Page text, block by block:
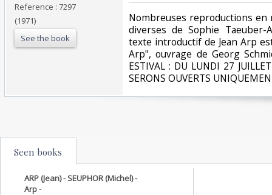
Reference : 7297
(1971)
See the book
‎Nombreuses reproductions
diverses de Sophie Taeuber-
texte introductif de Jean Arp
Arp", ouvrage de Georg
ESTIVAL : DU LUNDI 27
SERONS OUVERTS
Seen books
ARP (Jean) - SEUPHOR (Michel) -
Arp -